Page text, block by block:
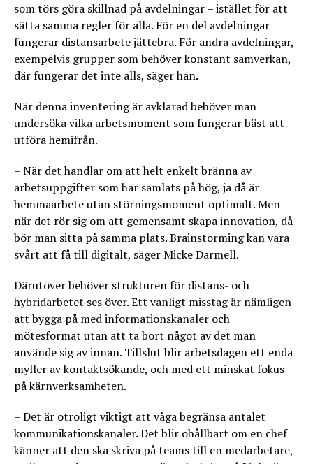
som törs göra skillnad på avdelningar – istället för att
sätta samma regler för alla. För en del avdelningar
fungerar distansarbete jättebra. För andra avdelningar,
exempelvis grupper som behöver konstant samverkan,
där fungerar det inte alls, säger han.
När denna inventering är avklarad behöver man
undersöka vilka arbetsmoment som fungerar bäst att
utföra hemifrån.
– När det handlar om att helt enkelt bränna av
arbetsuppgifter som har samlats på hög, ja då är
hemmaarbete utan störningsmoment optimalt. Men
när det rör sig om att gemensamt skapa innovation, då
bör man sitta på samma plats. Brainstorming kan vara
svårt att få till digitalt, säger Micke Darmell.
Därutöver behöver strukturen för distans- och
hybridarbetet ses över. Ett vanligt misstag är nämligen
att bygga på med informationskanaler och
mötesformat utan att ta bort något av det man
använde sig av innan. Tillslut blir arbetsdagen ett enda
myller av kontaktsökande, och med ett minskat fokus
på kärnverksamheten.
– Det är otroligt viktigt att våga begränsa antalet
kommunikationskanaler. Det blir ohållbart om en chef
känner att den ska skriva på teams till en medarbetare,